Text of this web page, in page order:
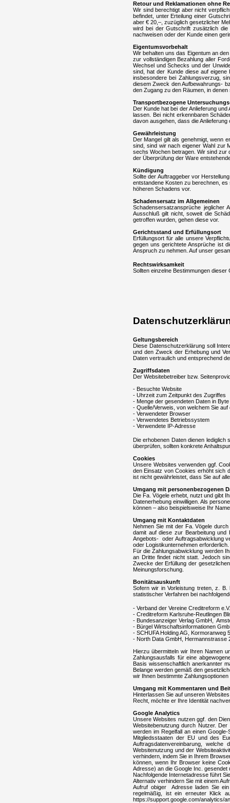
Retour und Reklamationen ohne
Wir sind berechtigt aber nicht
befindet, unter Erteilung einer
aber € 20,–, zuzüglich gesetzlicher
wird bei der Gutschrift zusätzlich die
nachweisen oder der Kunde einen
Eigentumsvorbehalt
Wir behalten uns das Eigentum an
zur vollständigen Bezahlung aller
Wechsel und Schecks und der
sind, hat der Kunde diese auf eigene
insbesondere bei Zahlungsverzug,
diesem Zweck den Aufbewahrungs-
den Zugang zu den Räumen, in
Transportbezogene
Der Kunde hat bei der Anlieferung
lassen. Bei nicht erkennbaren
davon ausgehen, dass die
Gewährleistung
Der Mangel gilt als genehmigt, wenn
sind, sind wir nach eigener Wahl zur
sechs Wochen betragen. Wir sind zur
der Überprüfung der Ware
Kündigung
Sollte der Auftraggeber vor
entstandene Kosten zu berechnen,
höheren Schadens vor.
Schadensersatz im Allgemeinen
Schadensersatzansprüche
Ausschluß gilt nicht, soweit die
getroffen wurden, gehen diese vor.
Gerichtsstand und Erfüllungsort
Erfüllungsort für alle unsere
gegen uns gerichtete Ansprüche ist
Anspruch zu nehmen. Auf unser
Rechtswirksamkeit
Sollten einzelne Bestimmungen
Geltungsbereich
Diese Datenschutzerklärung soll
und den Zweck der Erhebung und
Daten vertraulich und entsprechend
Zugriffsdaten
Der Websitebetreiber bzw.
- Besuchte Website
- Uhrzeit zum Zeitpunkt des Zugriffes
- Menge der gesendeten Daten in Byte
- Quelle/Verweis, von welchem Sie auf
- Verwendeter Browser
- Verwendetes Betriebssystem
- Verwendete IP-Adresse
Die erhobenen Daten dienen
überprüfen, sollten konkrete
Cookies
Unsere Websites verwenden ggf.
den Einsatz von Cookies erhöht sich
ist nicht gewährleistet, dass Sie auf
Umgang mit personenbezogenen
Die Fa. Vögele erhebt, nutzt und gibt
Datenerhebung einwilligen. Als
können – also beispielsweise Ihr
Umgang mit Kontaktdaten
Nehmen Sie mit der Fa. Vögele
damit auf diese zur Bearbeitung und
Angebots- oder Auftragsabwicklung
oder Logistikunternehmen
Für die Zahlungsabwicklung werden
an Dritte findet nicht statt. Jedoch
Zwecke der Erfüllung der
Meinungsforschung.
Bonitätsauskunft
Sofern wir in Vorleistung treten, z.
statistischer Verfahren bei
- Verband der Vereine Creditreform
- Creditreform Karlsruhe-Reutlingen
- Bundesanzeiger Verlag GmbH,
- Bürgel Wirtschaftsinformationen
- SCHUFA Holding AG, Kormoranweg
- North Data GmbH, Hermannstrasse
Hierzu übermitteln wir Ihren Namen
Zahlungsausfalls für eine
Basis wissenschaftlich anerkannter
Belange werden gemäß den
wir Ihnen bestimmte
Umgang mit Kommentaren und
Hinterlassen Sie auf unseren Websites
Recht, möchte er Ihre Identität
Google Analytics
Unsere Websites nutzen ggf. den
Websitebenutzung durch Nutzer.
werden im Regelfall an einen
Mitgliedsstaaten der EU und des
Auftragsdatenvereinbarung,
Websitenutzung und der
verhindern, indem Sie in Ihrem
können, wenn Ihr Browser keine
Adresse) an die Google Inc.
Nachfolgende Internetadresse führt
Alternativ verhindern Sie mit einem
Aufruf obiger Adresse laden Sie ein
regelmäßig, ist ein erneuter Klick
https://support.google.com/analytics/